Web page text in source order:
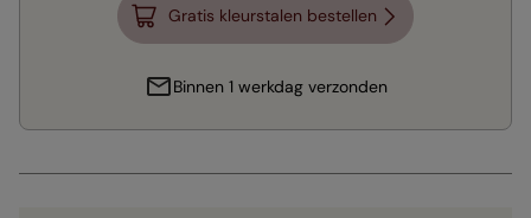
Gratis kleurstalen bestellen
Binnen 1 werkdag verzonden